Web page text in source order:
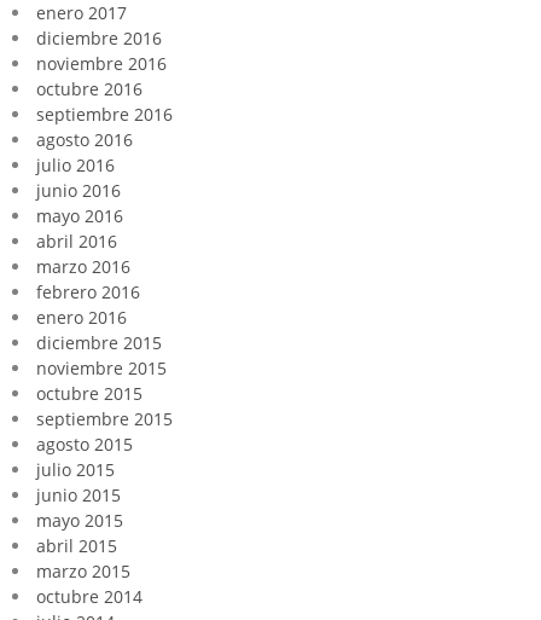
enero 2017
diciembre 2016
noviembre 2016
octubre 2016
septiembre 2016
agosto 2016
julio 2016
junio 2016
mayo 2016
abril 2016
marzo 2016
febrero 2016
enero 2016
diciembre 2015
noviembre 2015
octubre 2015
septiembre 2015
agosto 2015
julio 2015
junio 2015
mayo 2015
abril 2015
marzo 2015
octubre 2014